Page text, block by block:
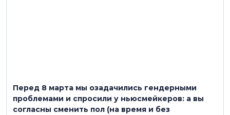
Перед 8 марта мы озадачились гендерными
проблемами и спросили у ньюсмейкеров: а вы
согласны сменить пол (на время и без